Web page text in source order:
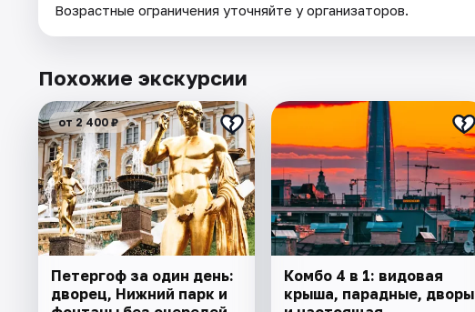
Возрастные ограничения уточняйте у организаторов.
Похожие экскурсии
от 2 400 ₽
Петергоф за один день:
дворец, Нижний парк и
Комбо 4 в 1: видовая
крыша, парадные, дворы